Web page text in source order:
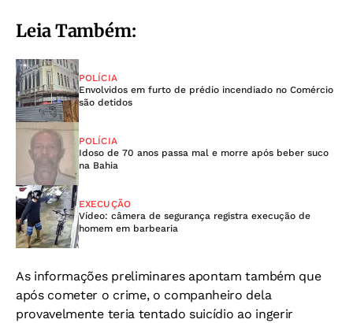
Leia Também:
POLÍCIA
Envolvidos em furto de prédio incendiado no Comércio
são detidos
POLÍCIA
Idoso de 70 anos passa mal e morre após beber suco
na Bahia
EXECUÇÃO
Vídeo: câmera de segurança registra execução de
homem em barbearia
As informações preliminares apontam também que
após cometer o crime, o companheiro dela
provavelmente teria tentado suicídio ao ingerir